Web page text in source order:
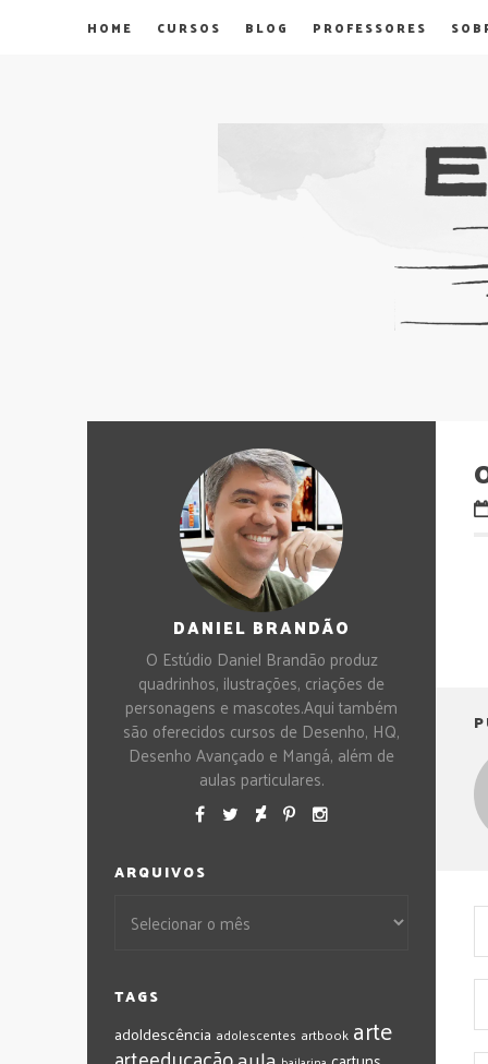
HOME CURSOS BLOG PROFESSORES
DANIEL BRANDÃO
O Estúdio Daniel Brandão produz
quadrinhos, ilustrações, criações de
personagens e mascotes.Aqui também
são oferecidos cursos de Desenho, HQ,
Desenho Avançado e Mangá, além de
aulas particulares.
ARQUIVOS
TAGS
adoldescência adolescentes artbook arte